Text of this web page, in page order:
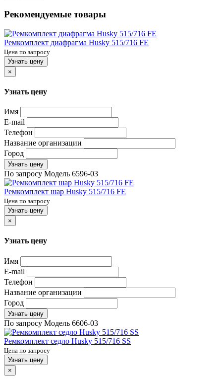
Рекомендуемые товары
Ремкомплект диафрагма Husky 515/716 FE
Цена по запросу
Узнать цену
×
Узнать цену
Имя
E-mail
Телефон
Название организации
Город
Узнать цену
По запросу Модель 6596-03
Ремкомплект шар Husky 515/716 FE
Цена по запросу
Узнать цену
×
Узнать цену
Имя
E-mail
Телефон
Название организации
Город
Узнать цену
По запросу Модель 6606-03
Ремкомплект седло Husky 515/716 SS
Цена по запросу
Узнать цену
×